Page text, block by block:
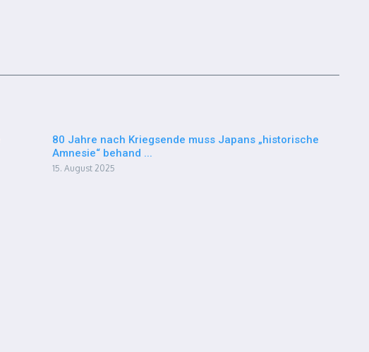
80 Jahre nach Kriegsende muss Japans „historische
Amnesie“ behand ...
15. August 2025